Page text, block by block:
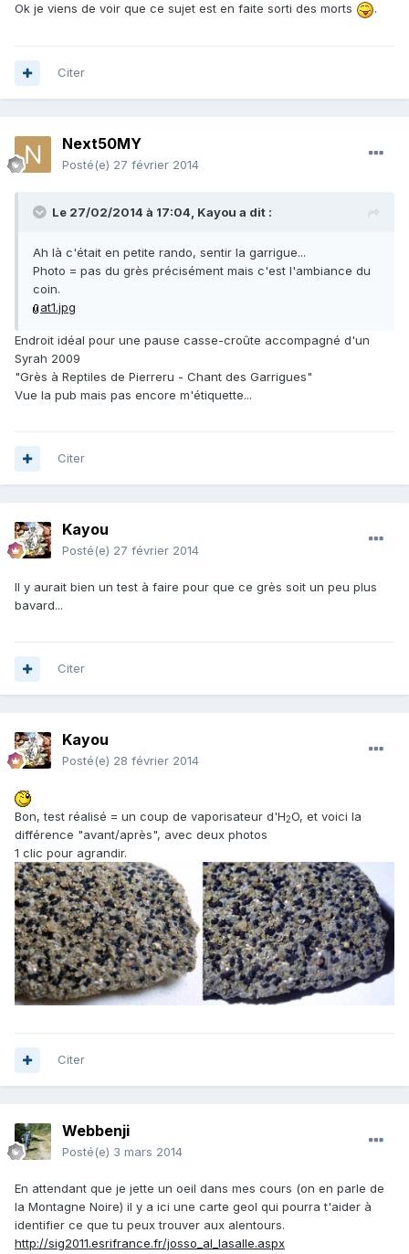
Ok je viens de voir que ce sujet est en faite sorti des morts .
Citer
Next50MY
Posté(e) 27 février 2014
Le 27/02/2014 à 17:04, Kayou a dit :
Ah là c'était en petite rando, sentir la garrigue...
Photo = pas du grès précisément mais c'est l'ambiance du
coin.
at1.jpg
Endroit idéal pour une pause casse-croûte accompagné d'un
Syrah 2009
"Grès à Reptiles de Pierreru - Chant des Garrigues"
Vue la pub mais pas encore m'étiquette...
Citer
Kayou
Posté(e) 27 février 2014
Il y aurait bien un test à faire pour que ce grès soit un peu plus
bavard...
Citer
Kayou
Posté(e) 28 février 2014
Bon, test réalisé = un coup de vaporisateur d'H2O, et voici la
différence "avant/après", avec deux photos
1 clic pour agrandir.
Citer
Webbenji
Posté(e) 3 mars 2014
En attendant que je jette un oeil dans mes cours (on en parle de
la Montagne Noire) il y a ici une carte geol qui pourra t'aider à
identifier ce que tu peux trouver aux alentours.
http://sig2011.esrifrance.fr/josso_al_lasalle.aspx